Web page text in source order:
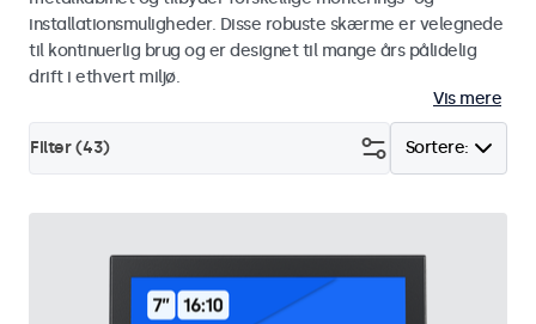
installationsmuligheder. Disse robuste skærme er velegnede
til kontinuerlig brug og er designet til mange års pålidelig
drift i ethvert miljø.
Vis mere
Sortere:
Filter (43)